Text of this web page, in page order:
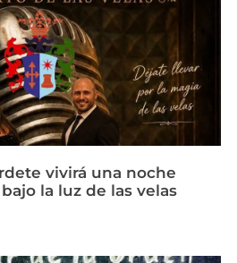
vivirá una noche
la luz de las velas